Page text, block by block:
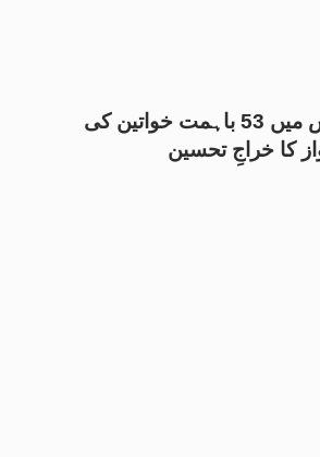
بارڈر ملٹری پولیس میں 53 باہمت خواتین کی
کا خراجِ تحسین